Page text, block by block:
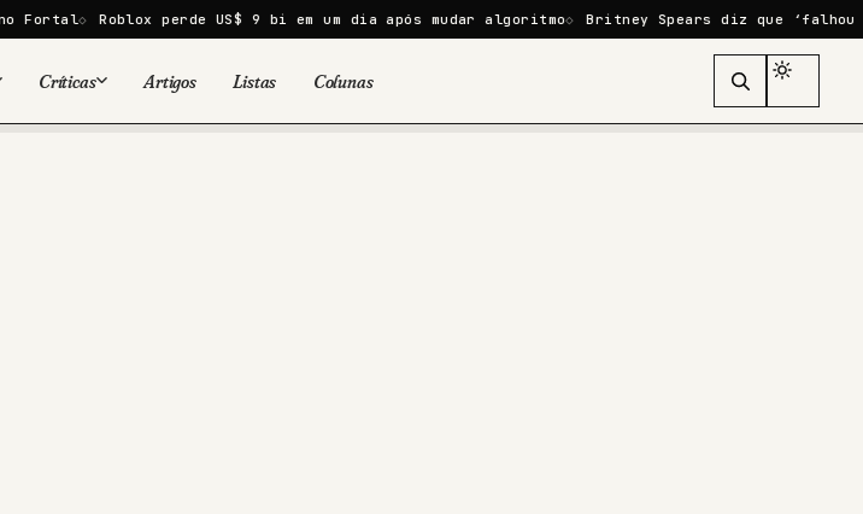
Roblox perde US$ 9 bi em um dia após mudar algoritmo Britney Spears diz que ‘falhou como
Críticas Artigos Listas Colunas